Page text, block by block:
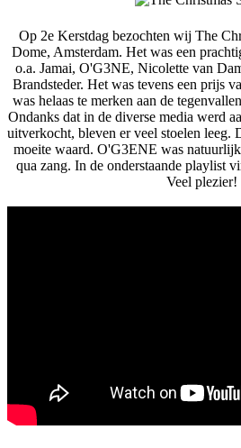
Op 2e Kerstdag bezochten wij The
Dome, Amsterdam. Het was een
o.a. Jamai, O'G3NE, Nicolette van
Brandsteder. Het was tevens een prijs
was helaas te merken aan de
Ondanks dat in de diverse media werd
uitverkocht, bleven er veel stoelen leeg.
moeite waard. O'G3ENE was
qua zang. In de onderstaande playlist
Veel plezier!